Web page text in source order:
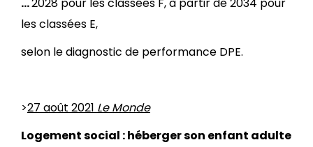
les classées E,
selon le diagnostic de performance DPE.
>27 août 2021 Le Monde
Logement social : héberger son enfant adulte